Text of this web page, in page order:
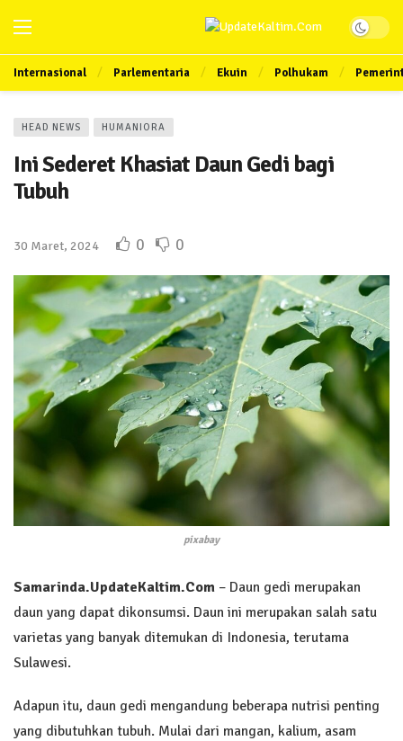
Internasional Parlementaria Ekuin Polhukam
HEAD NEWS HUMANIORA
Ini Sederet Khasiat Daun Gedi bagi
Tubuh
30 Maret, 2024 0 0
pixabay
Samarinda.UpdateKaltim.Com – Daun gedi merupakan
daun yang dapat dikonsumsi. Daun ini merupakan salah satu
varietas yang banyak ditemukan di Indonesia, terutama
Sulawesi.
Adapun itu, daun gedi mengandung beberapa nutrisi penting
yang dibutuhkan tubuh. Mulai dari mangan, kalium, asam